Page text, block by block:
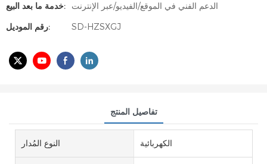
خدمة ما بعد البيع:
الدعم الفني في الموقع/الفيديو/عبر الإنترنت
رقم الموديل:
SD-HZSXGJ
تفاصيل المنتج
النوع المُدار الكهربائية